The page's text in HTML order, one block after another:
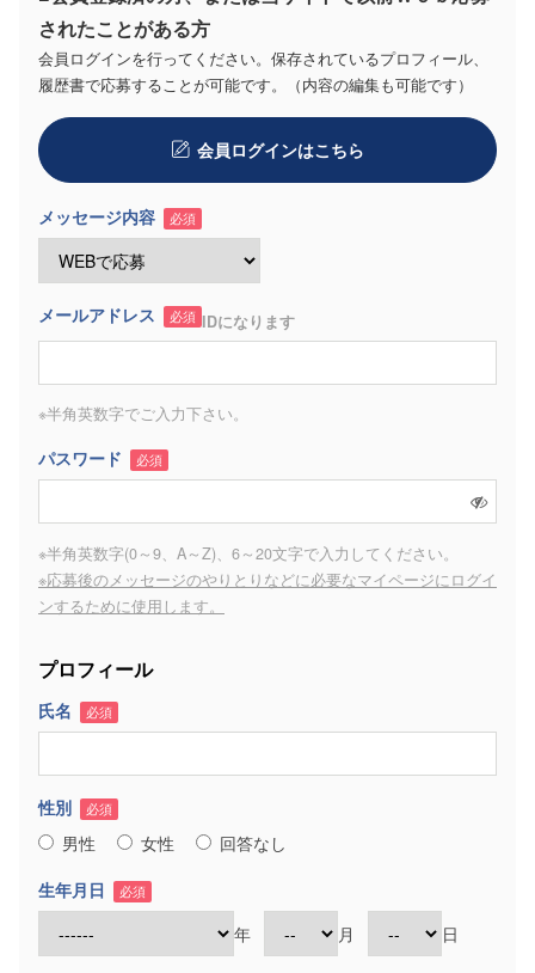
されたことがある方
会員ログインを行ってください。保存されているプロフィール、
履歴書で応募することが可能です。（内容の編集も可能です）
会員ログインはこちら
メッセージ内容 必須
メールアドレス 必須 IDになります
※半角英数字でご入力下さい。
パスワード 必須
※半角英数字(0～9、A～Z)、6～20文字で入力してください。
※応募後のメッセージのやりとりなどに必要なマイページにログイ
ンするために使用します。
プロフィール
氏名 必須
性別 必須
男性 女性
回答なし
生年月日
必須
年 月 日